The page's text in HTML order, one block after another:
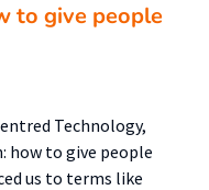
to give people
Technology,
how to give people
us to terms like